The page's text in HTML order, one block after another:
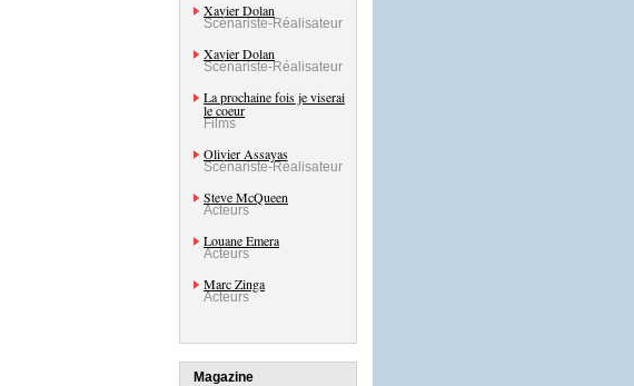
Xavier Dolan
Scénariste-Réalisateur
Xavier Dolan
Scénariste-Réalisateur
La prochaine fois je viserai
le coeur
Films
Olivier Assayas
Scénariste-Réalisateur
Steve McQueen
Acteurs
Louane Emera
Acteurs
Marc Zinga
Acteurs
Magazine